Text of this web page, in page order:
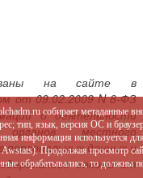
на сайте в
от 09.02.2009 N 8-ФЗ
о деятельности
местного
персональных данных и
закона от
собирает
тип, язык, версия ОС и
информация используется
Продолжая просмотр
обрабатывались, то должны